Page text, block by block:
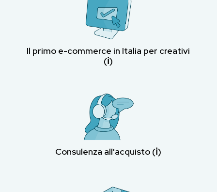
Il primo e-commerce in Italia per creativi
(ℹ︎)
Consulenza all'acquisto (ℹ︎)